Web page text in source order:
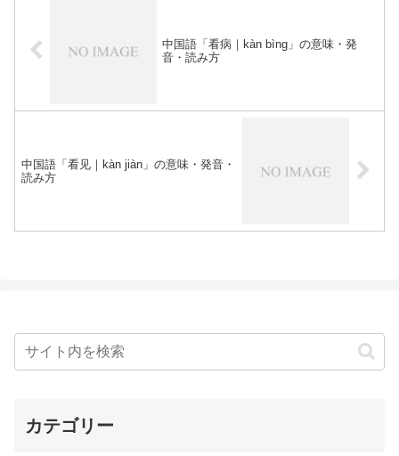
中国語「看病｜kàn bìng」の意味・発
音・読み方
中国語「看见｜kàn jiàn」の意味・発音・
読み方
カテゴリー